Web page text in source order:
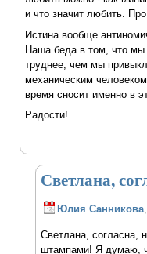
и что значит любить. Про
Истина вообще
Наша беда в том, что мы
труднее, чем мы
механическим
время сносит именно в
Радости!
Светлана,
Юлия Санникова
Светлана, согласна,
штампами! Я думаю,